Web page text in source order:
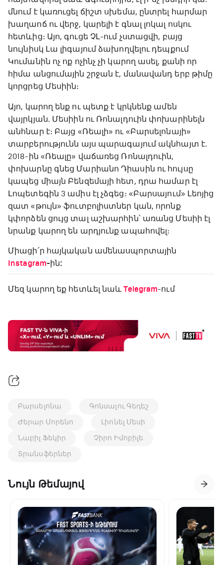
մնում է կառուցել ճիշտ սխեմա, ընտրել հարմար
խաղաոճ ու վերջ, կարելի է գնալ լոկալ ոսկու
հետևից։ Այո, գուցե ՉԼ-ում չստացվի, բայց
նույնիսկ Լա լիգայում ձախողվելու դեպքում
Կումանին ոչ ոք ոչինչ չի կարող ասել, քանի որ
հիմա անցումային շրջան է, մանավանդ երբ թիմը
կորցրեց Մեսիին։
Այո, կարող ենք ու պետք է կրկնենք ամեն
վայրկյան. Մեսիին ու Ռոնալդուին փոխարինելն
անհնար է։ Բայց «Ռեալի» ու «Բարսելոնայի»
տարբերությունն այս պարագայում ակնհայտ է.
2018-ին «Ռեալը» վաճառեց Ռոնալդուին,
փոխարնը գնեց Մարիանո Դիասին ու հույսը
կապեց միայն Բենզեմայի հետ, դրա համար էլ
Լոպետեգին 3 ամիս էլ չձգեց։ «Բարսայում» Լեոյից
զատ «թույն» ֆուտբոլիստներ կան, որոնք
կփորձեն ցույց տալ աշխարհին՝ առանց Մեսիի էլ
նրանք կարող են արդյունք ապահովել։
Միացի՛ր հայկական ամենասպորտային
Instagram-ին:
Մեզ կարող եք հետևել նաև Telegram-ում
Բարսելոնա
Գոնսալու Գեդեշ
Ժերար Մորենո
Լիոնել Մեսի
Նաբիլ Ֆեկիր
Չիրո Իմոբիլե
Տրանսֆերներ
Նույն Թեմայով